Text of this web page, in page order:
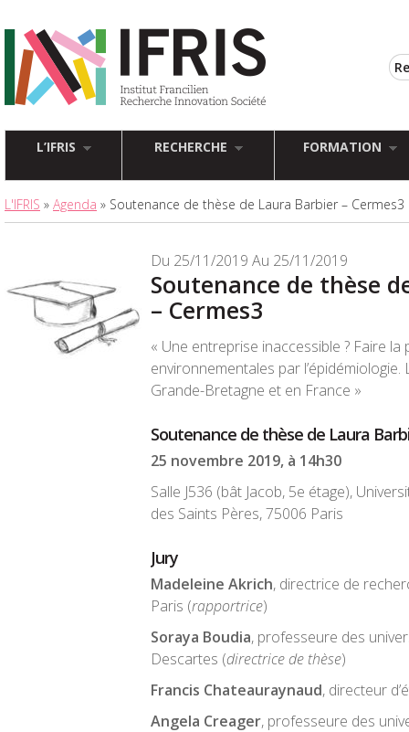
L’IFRIS RECHERCHE FORMATION
L'IFRIS » Agenda » Soutenance de thèse de Laura Barbier – Cermes3
Du 25/11/2019 Au 25/11/2019
Soutenance de thèse
– Cermes3
« Une entreprise inaccessible ? Faire
environnementales par l’épidémiologie.
Grande-Bretagne et en France »
Soutenance de thèse de Laura
25 novembre 2019, à 14h30
Salle J536 (bât Jacob, 5e étage),
des Saints Pères, 75006 Paris
Jury
Madeleine Akrich, directrice de
Paris (rapportrice)
Soraya Boudia, professeure des
Descartes (directrice de thèse)
Francis Chateauraynaud, directeur
Angela Creager, professeure des